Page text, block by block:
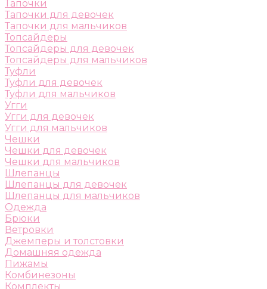
Тапочки
Тапочки для девочек
Тапочки для мальчиков
Топсайдеры
Топсайдеры для девочек
Топсайдеры для мальчиков
Туфли
Туфли для девочек
Туфли для мальчиков
Угги
Угги для девочек
Угги для мальчиков
Чешки
Чешки для девочек
Чешки для мальчиков
Шлепанцы
Шлепанцы для девочек
Шлепанцы для мальчиков
Одежда
Брюки
Ветровки
Джемперы и толстовки
Домашняя одежда
Пижамы
Комбинезоны
Комплекты